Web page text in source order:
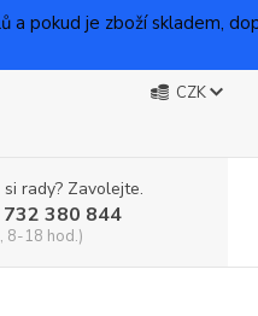
pokud je zboží skladem,
CZK
rady? Zavolejte.
380 844
8-18 hod.)